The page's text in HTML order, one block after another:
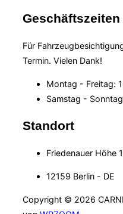
Geschäftszeiten
Für
Termin. Vielen Dank!
Montag - Freitag:
Samstag -
Standort
Friedenauer Höhe
12159 Berlin - DE
Copyright © 2026